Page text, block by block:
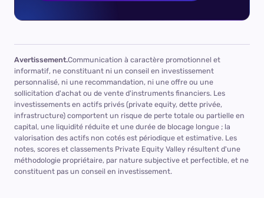
Avertissement.Communication à caractère promotionnel et
informatif, ne constituant ni un conseil en investissement
personnalisé, ni une recommandation, ni une offre ou une
sollicitation d'achat ou de vente d'instruments financiers. Les
investissements en actifs privés (private equity, dette privée,
infrastructure) comportent un risque de perte totale ou partielle en
capital, une liquidité réduite et une durée de blocage longue ; la
valorisation des actifs non cotés est périodique et estimative. Les
notes, scores et classements Private Equity Valley résultent d'une
méthodologie propriétaire, par nature subjective et perfectible, et ne
constituent pas un conseil en investissement.